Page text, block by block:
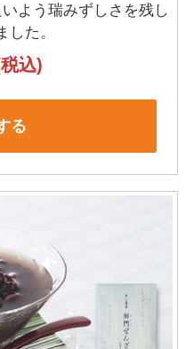
よう瑞みずしさを残し
した。
込)
る